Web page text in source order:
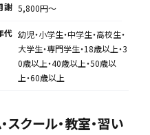
謝 5,800円〜
代 幼児・小学生・中学生・高校生・
大学生・専門学生・18歳以上・3
0歳以上・40歳以上・50歳以
上・60歳以上
スクール・教室・習い